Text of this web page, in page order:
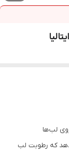
لب‌ها
که رطوبت لب